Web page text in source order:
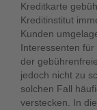
Kreditkarte
Kreditinstitut
Kunden
Interessenten
der
jedoch nicht zu
solchen Fall
verstecken. In